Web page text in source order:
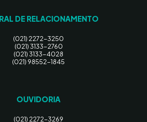
DE RELACIONAMENTO
(021) 2272-3250
(021) 3133-2760
(021) 3133-4028
(021) 98552-1845
OUVIDORIA
(021) 2272-3269